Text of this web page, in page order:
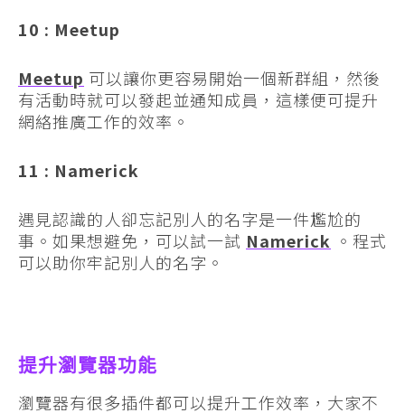
10 : Meetup
Meetup 可以讓你更容易開始一個新群組，然後
有活動時就可以發起並通知成員，這樣便可提升
網絡推廣工作的效率。
11 : Namerick
遇見認識的人卻忘記別人的名字是一件尷尬的
事。如果想避免，可以試一試 Namerick 。程式
可以助你牢記別人的名字。
提升瀏覽器功能
瀏覽器有很多插件都可以提升工作效率，大家不